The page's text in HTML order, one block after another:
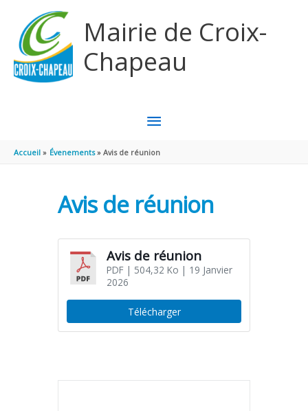
Mairie de Croix-
Chapeau
MENU
PRINCIPAL
Accueil Évenements Avis de réunion
Avis de réunion
Avis de réunion
PDF| 504,32 Ko | 19 Janvier
2026
Télécharger